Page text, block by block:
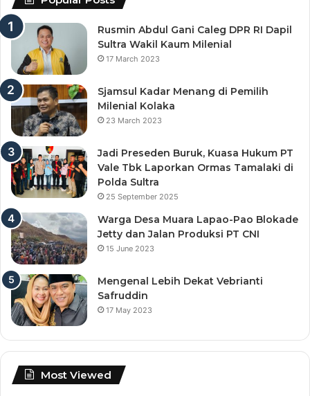
Rusmin Abdul Gani Caleg DPR RI Dapil
Sultra Wakil Kaum Milenial
17 March 2023
Sjamsul Kadar Menang di Pemilih
Milenial Kolaka
23 March 2023
Jadi Preseden Buruk, Kuasa Hukum PT
Vale Tbk Laporkan Ormas Tamalaki di
Polda Sultra
25 September 2025
Warga Desa Muara Lapao-Pao Blokade
Jetty dan Jalan Produksi PT CNI
15 June 2023
Mengenal Lebih Dekat Vebrianti
Safruddin
17 May 2023
Most Viewed